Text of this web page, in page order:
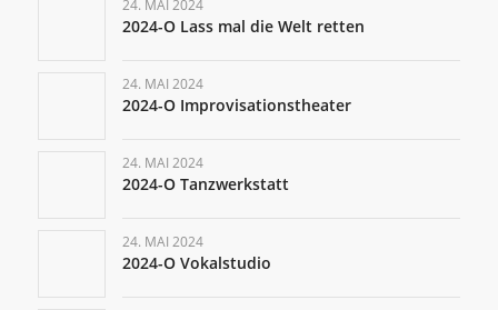
24. MAI 2024
2024-O Lass mal die Welt retten
24. MAI 2024
2024-O Improvisationstheater
24. MAI 2024
2024-O Tanzwerkstatt
24. MAI 2024
2024-O Vokalstudio